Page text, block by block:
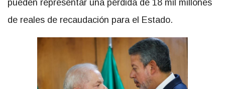
pueden representar una pérdida de 18 mil millones
de reales de recaudación para el Estado.